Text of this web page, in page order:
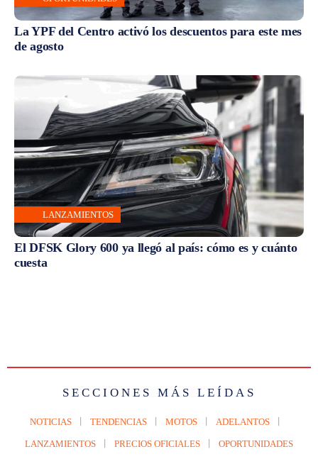
La YPF del Centro activó los descuentos para este mes
de agosto
LANZAMIENTOS
El DFSK Glory 600 ya llegó al país: cómo es y cuánto
cuesta
SECCIONES MÁS LEÍDAS
NOTICIAS TENDENCIAS MOTOS ADELANTOS
LANZAMIENTOS PRECIOS OFICIALES OPORTUNIDADES